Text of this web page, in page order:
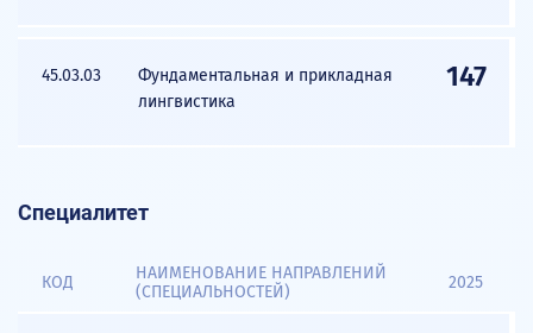
45.03.03
Фундаментальная и прикладная
лингвистика
147
Специалитет
КОД
НАИМЕНОВАНИЕ НАПРАВЛЕНИЙ
(СПЕЦИАЛЬНОСТЕЙ)
2025